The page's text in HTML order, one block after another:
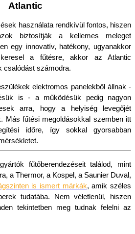
Atlantic
használata rendkívül fontos, hiszen
biztosítják a kellemes meleget
egy innovatív, hatékony, ugyanakkor
keresel a fűtésre, akkor az Atlantic
csalódást számodra.
elektromos panelekből állnak -
is - a működésük pedig nagyon
arra, hogy a helyiség levegőjét
Más fűtési megoldásokkal szemben itt
időre, így sokkal gyorsabban
fűtőberendezéseit találod, mint
a Thermor, a Kospel, a Saunier Duval,
is ismert márkák, amik széles
tudatába. Nem véletlenül, hiszen
tekintetben meg tudnak felelni az